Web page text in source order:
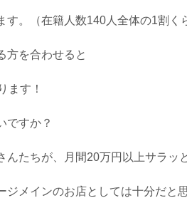
。（在籍人数140人全体の1割く
方を合わせると
ます！
ですか？
たちが、月間20万円以上サラッ
メインのお店としては十分だと